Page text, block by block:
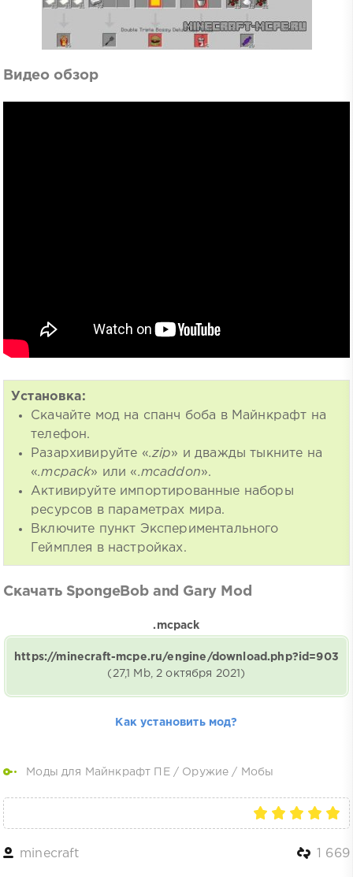
Видео обзор
Установка:
Скачайте мод на спанч боба в Майнкрафт на
телефон.
Разархивируйте «.zip» и дважды тыкните на
«.mcpack» или «.mcaddon».
Активируйте импортированные наборы
ресурсов в параметрах мира.
Включите пункт Экспериментального
Геймплея в настройках.
Скачать SpongeBob and Gary Mod
.mcpack
https://minecraft-mcpe.ru/engine/download.php?id=903
(27,1 Mb, 2 октября 2021)
Как установить мод?
Моды для Майнкрафт ПЕ / Оружие / Мобы
minecraft 1 669